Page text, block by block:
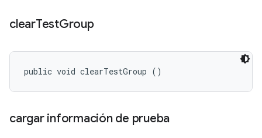
clearTestGroup
public void clearTestGroup ()
cargar información de prueba